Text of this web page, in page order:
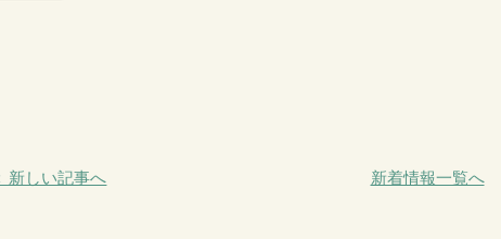
新しい記事へ 新着情報一覧へ